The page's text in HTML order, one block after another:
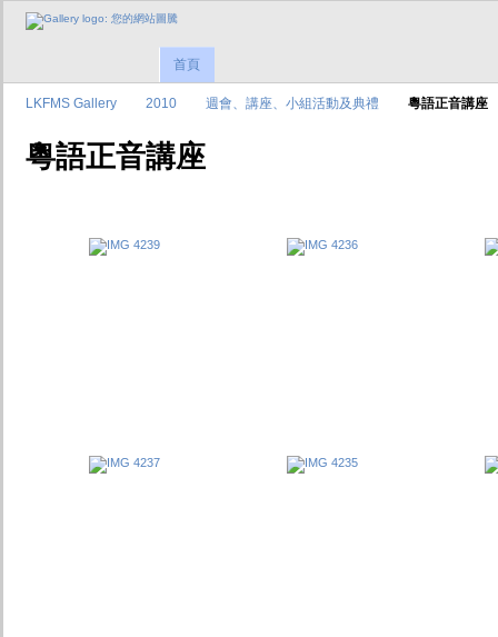
首頁
LKFMS Gallery 2010 週會、講座、小組活動及典禮 粵語正音講座
粵語正音講座